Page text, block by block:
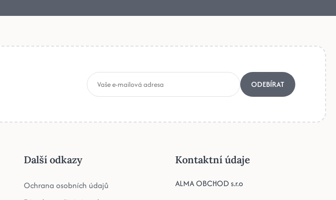
ODEBÍRAT
Další odkazy
Ochrana osobních údajů
Kontaktní údaje
ALMA OBCHOD s.r.o